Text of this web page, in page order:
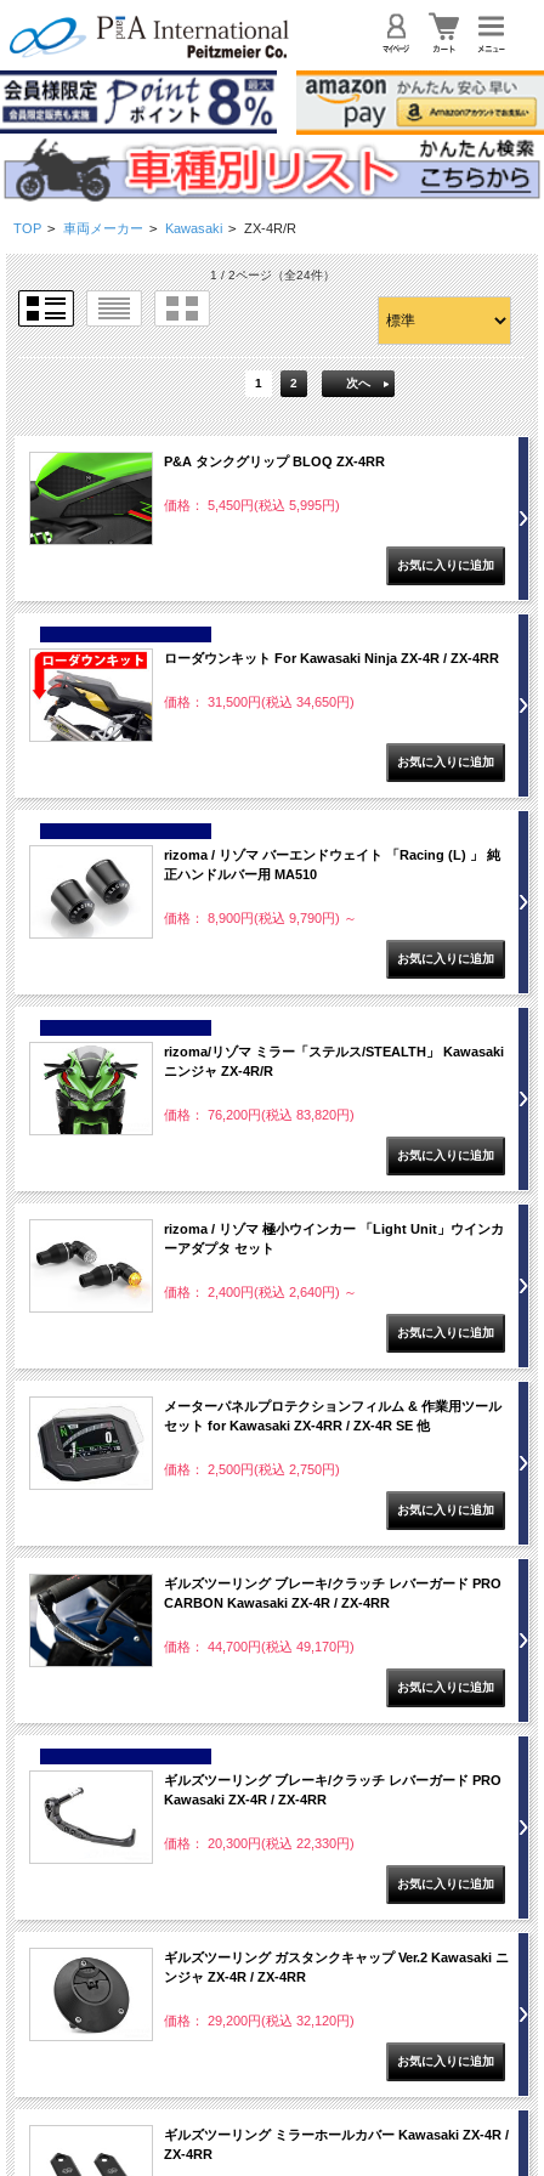
TOP > 車両メーカー > Kawasaki > ZX-4R/R
1 / 2ページ（全24件）
1 2 次へ
P&A タンクグリップ BLOQ ZX-4RR
価格： 5,450円(税込 5,995円)
ローダウンキット For Kawasaki Ninja ZX-4R / ZX-4RR
価格： 31,500円(税込 34,650円)
rizoma / リゾマ バーエンドウェイト 「Racing (L) 」 純
正ハンドルバー用 MA510
価格： 8,900円(税込 9,790円) ～
rizoma/リゾマ ミラー「ステルス/STEALTH」 Kawasaki
ニンジャ ZX-4R/R
価格： 76,200円(税込 83,820円)
rizoma / リゾマ 極小ウインカー 「Light Unit」ウインカ
ーアダプタ セット
価格： 2,400円(税込 2,640円) ～
メーターパネルプロテクションフィルム & 作業用ツール
セット for Kawasaki ZX-4RR / ZX-4R SE 他
価格： 2,500円(税込 2,750円)
ギルズツーリング ブレーキ/クラッチ レバーガード PRO
CARBON Kawasaki ZX-4R / ZX-4RR
価格： 44,700円(税込 49,170円)
ギルズツーリング ブレーキ/クラッチ レバーガード PRO
Kawasaki ZX-4R / ZX-4RR
価格： 20,300円(税込 22,330円)
ギルズツーリング ガスタンクキャップ Ver.2 Kawasaki ニ
ンジャ ZX-4R / ZX-4RR
価格： 29,200円(税込 32,120円)
ギルズツーリング ミラーホールカバー Kawasaki ZX-4R /
ZX-4RR